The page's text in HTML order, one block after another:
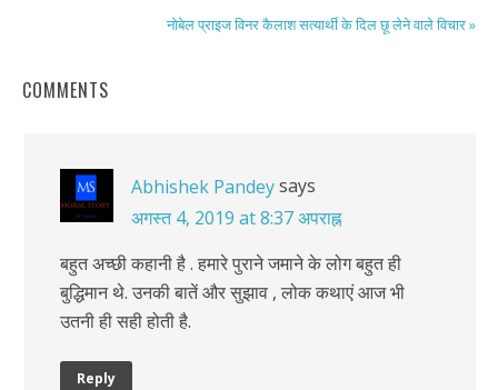
नोबेल प्राइज विनर कैलाश सत्यार्थी के दिल छू लेने वाले विचार »
COMMENTS
Abhishek Pandeysays
अगस्त 4, 2019 at 8:37 अपराह्न
बहुत अच्छी कहानी है . हमारे पुराने जमाने के लोग बहुत ही
बुद्धिमान थे. उनकी बातें और सुझाव , लोक कथाएं आज भी
उतनी ही सही होती है.
Reply